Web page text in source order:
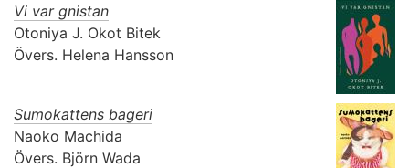
Vi var gnistan
Otoniya J. Okot Bitek
Övers. Helena Hansson
Sumokattens bageri
Naoko Machida
Övers. Björn Wada